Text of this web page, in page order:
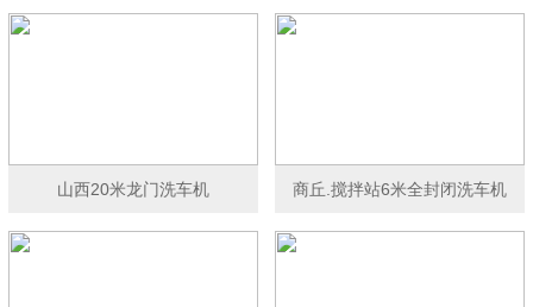
山西20米龙门洗车机 商丘.搅拌站6米全封闭洗车机